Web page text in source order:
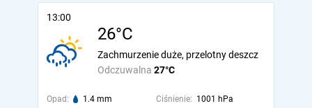
13:00
26°C
Odczuwalna 27°C
Zachmurzenie duże, przelotny deszcz
Opad: 1.4 mm Ciśnienie: 1001 hPa